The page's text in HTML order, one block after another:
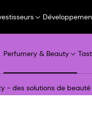
Perfumery & Beauty
- des solutions de